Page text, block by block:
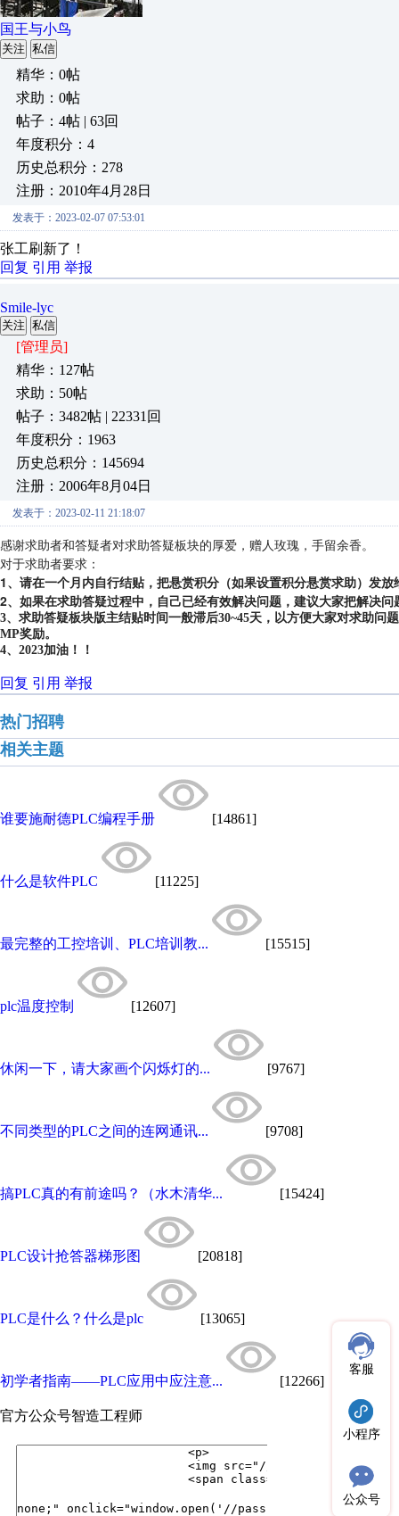
国王与小鸟
关注 私信
精华：0帖
求助：0帖
帖子：4帖 | 63回
年度积分：4
历史总积分：278
注册：2010年4月28日
发表于：2023-02-07 07:53:01
张工刷新了！
回复 引用 举报
Smile-lyc
关注 私信
[管理员]
精华：127帖
求助：50帖
帖子：3482帖 | 22331回
年度积分：1963
历史总积分：145694
注册：2006年8月04日
发表于：2023-02-11 21:18:07
感谢求助者和答疑者对求助答疑板块的厚爱，赠人玫瑰，手留余香。
对于求助者要求：
1、请在一个月内自行结贴，把悬赏积分（如果设置积分悬赏求助）发放
2、如果在求助答疑过程中，自己已经有效解决问题，建议大家把解决
3、求助答疑板块版主结贴时间一般滞后30~45天，以方便大家对求助
MP奖励。
4、2023加油！！
回复 引用 举报
热门招聘
相关主题
谁要施耐德PLC编程手册 [14861]
什么是软件PLC [11225]
最完整的工控培训、PLC培训教... [15515]
plc温度控制 [12607]
休闲一下，请大家画个闪烁灯的... [9767]
不同类型的PLC之间的连网通讯... [9708]
搞PLC真的有前途吗？（水木清华... [15424]
PLC设计抢答器梯形图 [20818]
PLC是什么？什么是plc [13065]
初学者指南——PLC应用中应注意... [12266]
官方公众号智造工程师
客服
小程序
公众号